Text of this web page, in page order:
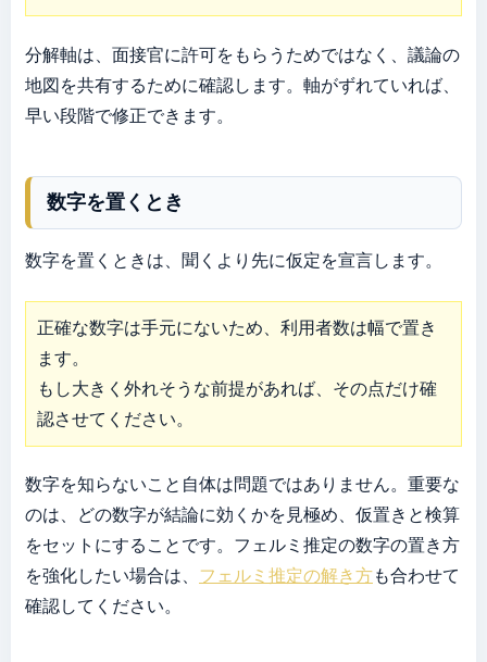
分解軸は、面接官に許可をもらうためではなく、議論の
地図を共有するために確認します。軸がずれていれば、
早い段階で修正できます。
数字を置くとき
数字を置くときは、聞くより先に仮定を宣言します。
正確な数字は手元にないため、利用者数は幅で置き
ます。
もし大きく外れそうな前提があれば、その点だけ確
認させてください。
数字を知らないこと自体は問題ではありません。重要な
のは、どの数字が結論に効くかを見極め、仮置きと検算
をセットにすることです。フェルミ推定の数字の置き方
を強化したい場合は、 フェルミ推定の解き方も合わせて
確認してください。